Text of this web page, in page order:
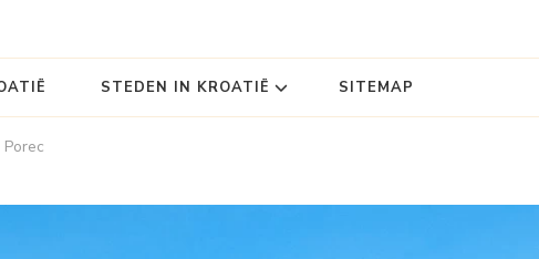
STEDEN IN KROATIË SITEMAP